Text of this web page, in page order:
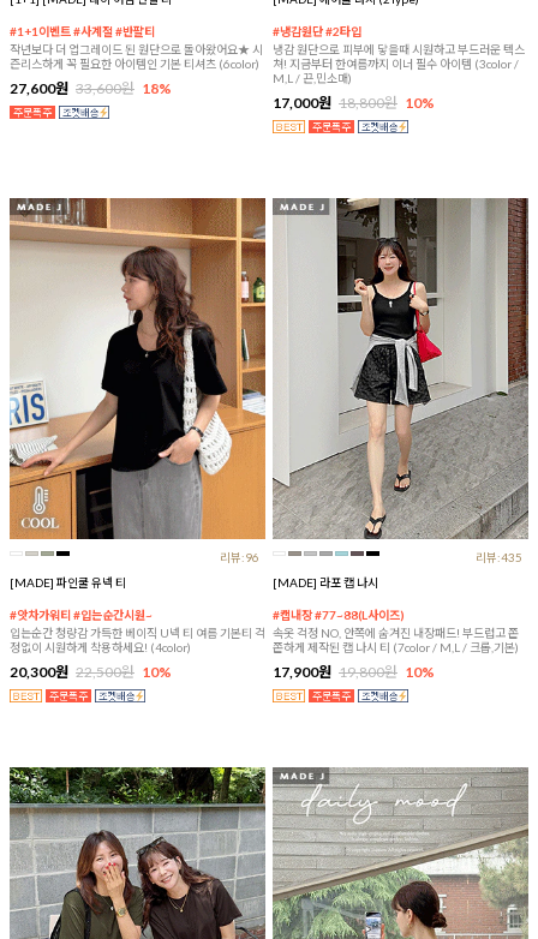
#1+1이벤트 #사계절 #반팔티
작년보다 더 업그레이드 된 원단으로 돌아왔어요★ 시
즌리스하게 꼭 필요한 아이템인 기본 티셔츠 (6color)
27,600원 33,600원 18%
#냉감원단 #2타입
냉감 원단으로 피부에 닿을때 시원하고 부드러운 텍스
쳐! 지금부터 한여름까지 이너 필수 아이템 (3color /
M,L / 끈,민소매)
17,000원 18,800원 10%
리뷰:96
[MADE] 파인쿨 유넥 티
#앗차가워티 #입는순간시원~
입는순간 청량감 가득한 베이직 U넥 티 여름 기본티 걱
정없이 시원하게 착용하세요! (4color)
20,300원 22,500원 10%
리뷰:435
[MADE] 라포 캡 나시
#캡내장 #77~88(L사이즈)
속옷 걱정 NO, 안쪽에 숨겨진 내장패드! 부드럽고 쫀
쫀하게 제작된 캡 나시 티 (7color / M,L / 크롭,기본)
17,900원 19,800원 10%